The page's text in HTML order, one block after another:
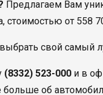
Предлагаем Вам
стоимостью от 558
свой самый
(8332) 523-000 и в
больше об